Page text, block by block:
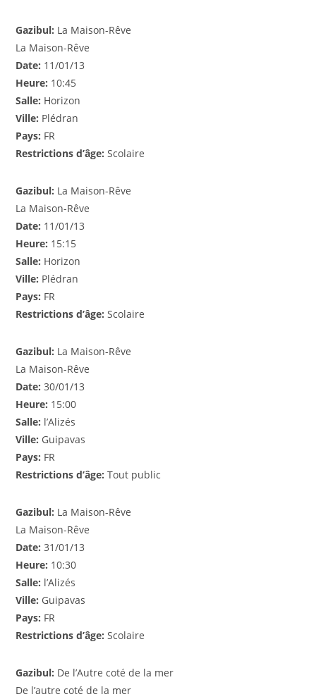
Gazibul: La Maison-Rêve
La Maison-Rêve
Date: 11/01/13
Heure: 10:45
Salle: Horizon
Ville: Plédran
Pays: FR
Restrictions d’âge: Scolaire
Gazibul: La Maison-Rêve
La Maison-Rêve
Date: 11/01/13
Heure: 15:15
Salle: Horizon
Ville: Plédran
Pays: FR
Restrictions d’âge: Scolaire
Gazibul: La Maison-Rêve
La Maison-Rêve
Date: 30/01/13
Heure: 15:00
Salle: l’Alizés
Ville: Guipavas
Pays: FR
Restrictions d’âge: Tout public
Gazibul: La Maison-Rêve
La Maison-Rêve
Date: 31/01/13
Heure: 10:30
Salle: l’Alizés
Ville: Guipavas
Pays: FR
Restrictions d’âge: Scolaire
Gazibul: De l’Autre coté de la mer
De l’autre coté de la mer